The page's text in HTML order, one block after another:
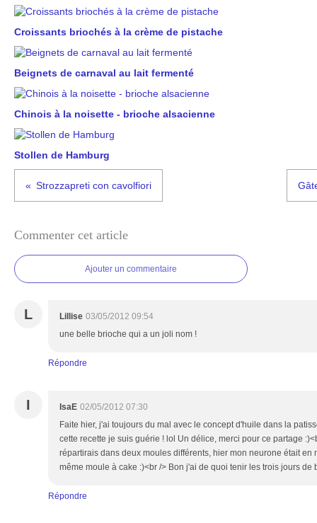
Croissants briochés à la crème de pistache
Beignets de carnaval au lait fermenté
Chinois à la noisette - brioche alsacienne
Stollen de Hamburg
Strozzapreti con cavolfiori
Commenter cet article
Ajouter un commentaire
L Lillise 03/05/2012 09:54
une belle brioche qui a un joli nom !
Répondre
I IsaE 02/05/2012 07:30
Faite hier, j'ai toujours du mal avec le concept d'huile dans la
cette recette je suis guérie ! lol Un délice, merci pour ce partage
répartirais dans deux moules différents, hier mon neurone était en
même moule à cake :)<br /> Bon j'ai de quoi tenir les trois jours de
Répondre